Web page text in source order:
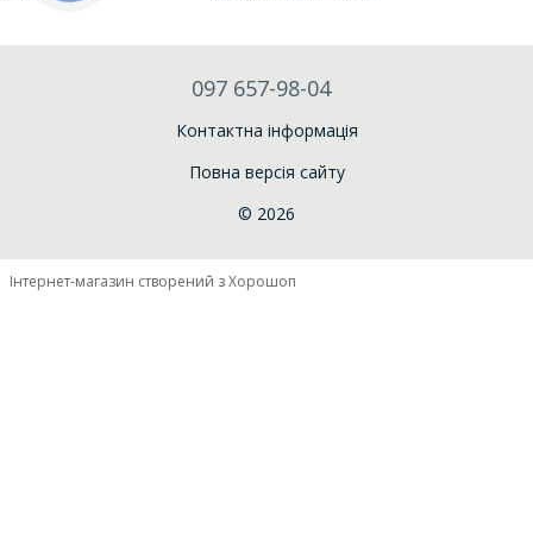
097 657-98-04
Контактна інформація
Повна версія сайту
© 2026
Інтернет-магазин створений з Хорошоп